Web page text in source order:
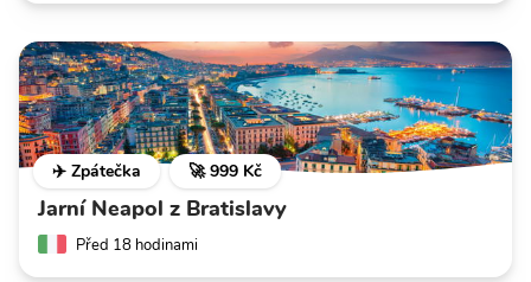
✈️ Zpátečka 🚀 999 Kč
Jarní Neapol z Bratislavy
Před 18 hodinami